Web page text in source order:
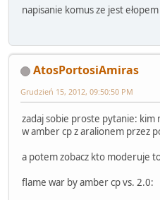
napisanie komus ze jest
AtosPortosiAmiras
Grudzień 15, 2012, 09:50:50 PM
zadaj sobie proste pytanie: kim
w amber cp z aralionem przez
a potem zobacz kto moderuje
flame war by amber cp vs. 2.0: